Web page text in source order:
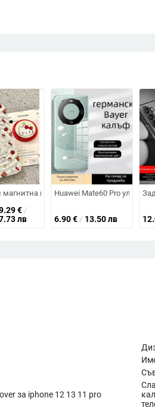
– съвместим с iPhone 11, 12, 8, X, 4/
и пълен обхват – TPU,
шапка за iPhone калъф —
€ /
лв
Huawei Mate60 Pro ултра
6.90€ / 13.50 лв
за iphone 12 13 11 pro